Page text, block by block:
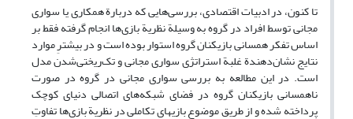
تا کنون، در ادبیات اقتصادی، بررسی‌هایی که دربارة همکاری یا سواری
مجانی توسط افراد در گروه به وسیلة نظریة بازی‌ها انجام‌‌ گرفته فقط بر
اساس تفکر همسانی بازیکنان گروه استوار بوده است و در بیشترِ موارد
نتایج نشان‌دهندة غلبة استراتژی سواری مجانی و تک‌ریختی‌شدن مدل
است. در این مطالعه به بررسی سواری مجانی در گروه در صورت
ناهمسانی بازیکنان گروه در فضای شبکه‌های اتصالی دنیای کوچک
پرداخته شده و از طریق موضوع بازی‏های تکاملی در نظریة بازی‌ها تفاوتِ